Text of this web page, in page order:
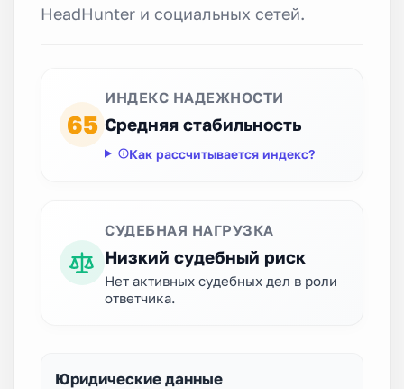
HeadHunter и социальных сетей.
65
ИНДЕКС НАДЕЖНОСТИ
Средняя стабильность
Как рассчитывается индекс?
СУДЕБНАЯ НАГРУЗКА
Низкий судебный риск
Нет активных судебных дел в роли
ответчика.
Юридические данные